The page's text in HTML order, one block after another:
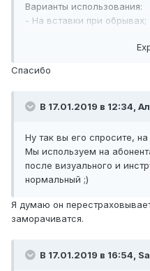
Варианты использования:
- На вставки при обрывах;
- для устройство защит
Спасибо
В 17.01.2019 в 12:34,
Ну так вы его спросите,
Мы используем на
после визуального и
нормальный ;)
Я думаю он
заморачиватся.
В 17.01.2019 в 16:54,